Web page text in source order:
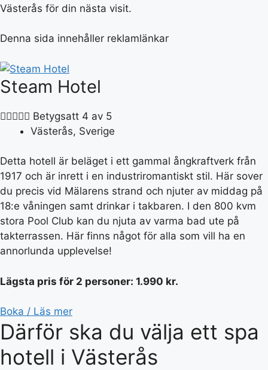
Västerås för din nästa visit.
Denna sida innehåller reklamlänkar
Steam Hotel
 Betygsatt 4 av 5
Västerås, Sverige
Detta hotell är beläget i ett gammal ångkraftverk från
1917 och är inrett i en industriromantiskt stil. Här sover
du precis vid Mälarens strand och njuter av middag på
18:e våningen samt drinkar i takbaren. I den 800 kvm
stora Pool Club kan du njuta av varma bad ute på
takterrassen. Här finns något för alla som vill ha en
annorlunda upplevelse!
Lägsta pris för 2 personer: 1.990 kr.
Boka / Läs mer
Därför ska du välja ett spa
hotell i Västerås